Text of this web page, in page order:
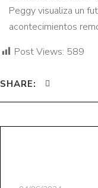
Peggy visualiza un
acontecimientos
Post Views: 589
SHARE: